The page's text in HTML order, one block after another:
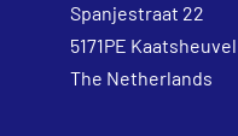
Spanjestraat 22
5171PE Kaatsheuvel
The Netherlands